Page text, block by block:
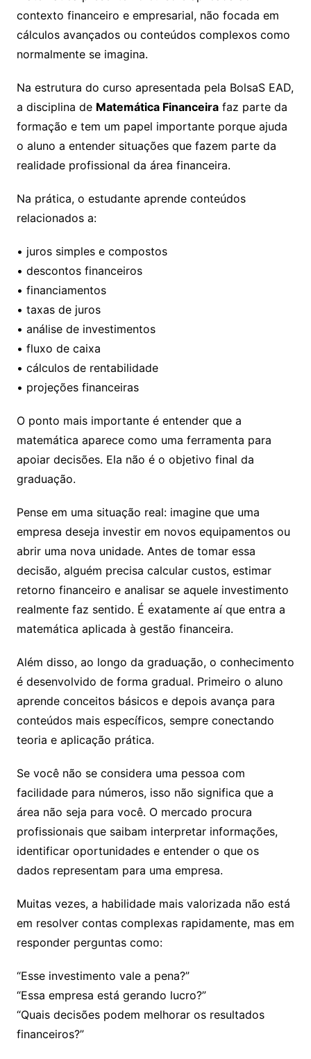
contexto financeiro e empresarial, não focada em
cálculos avançados ou conteúdos complexos como
normalmente se imagina.
Na estrutura do curso apresentada pela BolsaS EAD,
a disciplina de Matemática Financeirafaz parte da
formação e tem um papel importante porque ajuda
o aluno a entender situações que fazem parte da
realidade profissional da área financeira.
Na prática, o estudante aprende conteúdos
relacionados a:
• juros simples e compostos
• descontos financeiros
• financiamentos
• taxas de juros
• análise de investimentos
• fluxo de caixa
• cálculos de rentabilidade
• projeções financeiras
O ponto mais importante é entender que a
matemática aparece como uma ferramenta para
apoiar decisões. Ela não é o objetivo final da
graduação.
Pense em uma situação real: imagine que uma
empresa deseja investir em novos equipamentos ou
abrir uma nova unidade. Antes de tomar essa
decisão, alguém precisa calcular custos, estimar
retorno financeiro e analisar se aquele investimento
realmente faz sentido. É exatamente aí que entra a
matemática aplicada à gestão financeira.
Além disso, ao longo da graduação, o conhecimento
é desenvolvido de forma gradual. Primeiro o aluno
aprende conceitos básicos e depois avança para
conteúdos mais específicos, sempre conectando
teoria e aplicação prática.
Se você não se considera uma pessoa com
facilidade para números, isso não significa que a
área não seja para você. O mercado procura
profissionais que saibam interpretar informações,
identificar oportunidades e entender o que os
dados representam para uma empresa.
Muitas vezes, a habilidade mais valorizada não está
em resolver contas complexas rapidamente, mas em
responder perguntas como:
“Esse investimento vale a pena?”
“Essa empresa está gerando lucro?”
“Quais decisões podem melhorar os resultados
financeiros?”